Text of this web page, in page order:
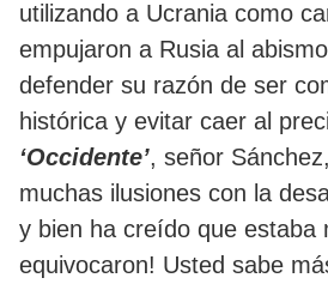
utilizando a Ucrania como
empujaron a Rusia al
defender su razón de ser
histórica y evitar caer al
‘Occidente’, señor
muchas ilusiones con la
y bien ha creído que estaba
equivocaron! Usted sabe